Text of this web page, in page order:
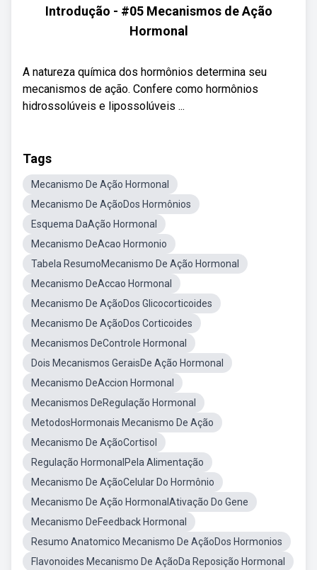
Introdução - #05 Mecanismos de Ação
Hormonal
A natureza química dos hormônios determina seu
mecanismos de ação. Confere como hormônios
hidrossolúveis e lipossolúveis ...
Tags
Mecanismo De Ação Hormonal
Mecanismo De AçãoDos Hormônios
Esquema DaAção Hormonal
Mecanismo DeAcao Hormonio
Tabela ResumoMecanismo De Ação Hormonal
Mecanismo DeAccao Hormonal
Mecanismo De AçãoDos Glicocorticoides
Mecanismo De AçãoDos Corticoides
Mecanismos DeControle Hormonal
Dois Mecanismos GeraisDe Ação Hormonal
Mecanismo DeAccion Hormonal
Mecanismos DeRegulação Hormonal
MetodosHormonais Mecanismo De Ação
Mecanismo De AçãoCortisol
Regulação HormonalPela Alimentação
Mecanismo De AçãoCelular Do Hormônio
Mecanismo De Ação HormonalAtivação Do Gene
Mecanismo DeFeedback Hormonal
Resumo Anatomico Mecanismo De AçãoDos Hormonios
Flavonoides Mecanismo De AçãoDa Reposição Hormonal